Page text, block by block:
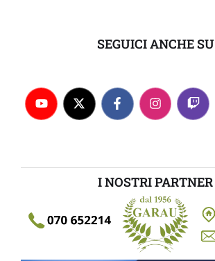
SEGUICI ANCHE SU
I NOSTRI PARTNER